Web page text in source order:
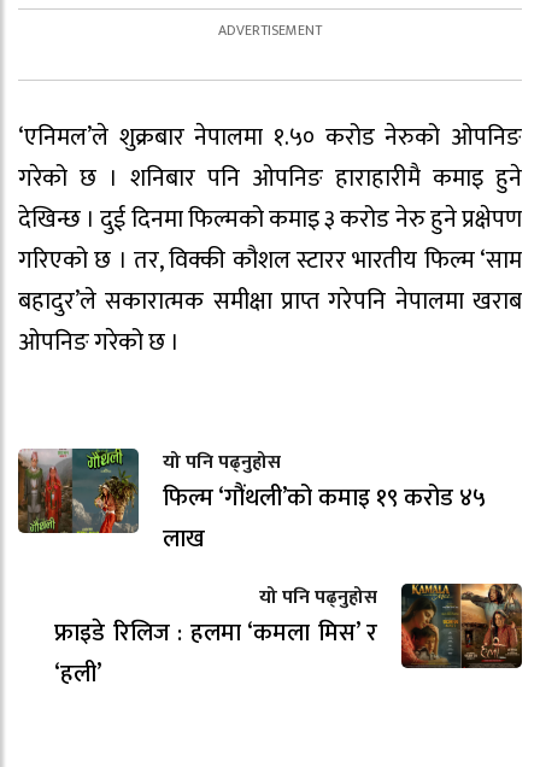
‘एनिमल’ले शुक्रबार नेपालमा १.५० करोड नेरुको ओपनिङ
गरेको छ । शनिबार पनि ओपनिङ हाराहारीमै कमाइ हुने
देखिन्छ । दुई दिनमा फिल्मको कमाइ ३ करोड नेरु हुने प्रक्षेपण
गरिएको छ । तर, विक्की कौशल स्टारर भारतीय फिल्म ‘साम
बहादुर’ले सकारात्मक समीक्षा प्राप्त गरेपनि नेपालमा खराब
ओपनिङ गरेको छ ।
यो पनि पढ्नुहोस
फिल्म ‘गौंथली’को कमाइ १९ करोड ४५
लाख
यो पनि पढ्नुहोस
फ्राइडे रिलिज : हलमा ‘कमला मिस’ र
‘हली’